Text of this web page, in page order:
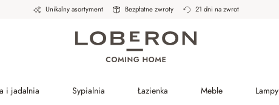
Unikalny asortyment Bezpłatne zwroty 21 dni na zwrot
i jadalnia Sypialnia Łazienka Meble Lampy